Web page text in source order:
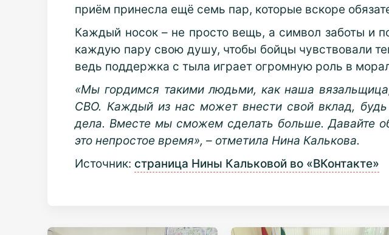
приём принесла ещё семь пар, которые вскоре
Каждый носок – не просто вещь, а символ заботы и
каждую пару свою душу, чтобы бойцы чувствовали
ведь поддержка с тыла играет огромную роль в
«Мы гордимся такими людьми, как наша
СВО. Каждый из нас может внести свой вклад,
дела. Вместе мы сможем сделать больше. Давайте
это непростое время», – отметила Нина Калькова.
Источник: страница Нины Кальковой во «ВКонтакте»